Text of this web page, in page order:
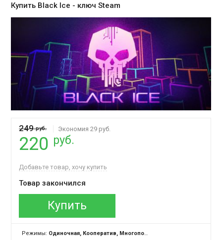
Купить Black Ice - ключ Steam
249руб. Экономия 29 руб.
220 руб.
Добавьте товар, хочу купить
Товар закончился
Купить
Режимы: Одиночная, Кооператив, Многопользовательская, Cross-Platform Multiplayer